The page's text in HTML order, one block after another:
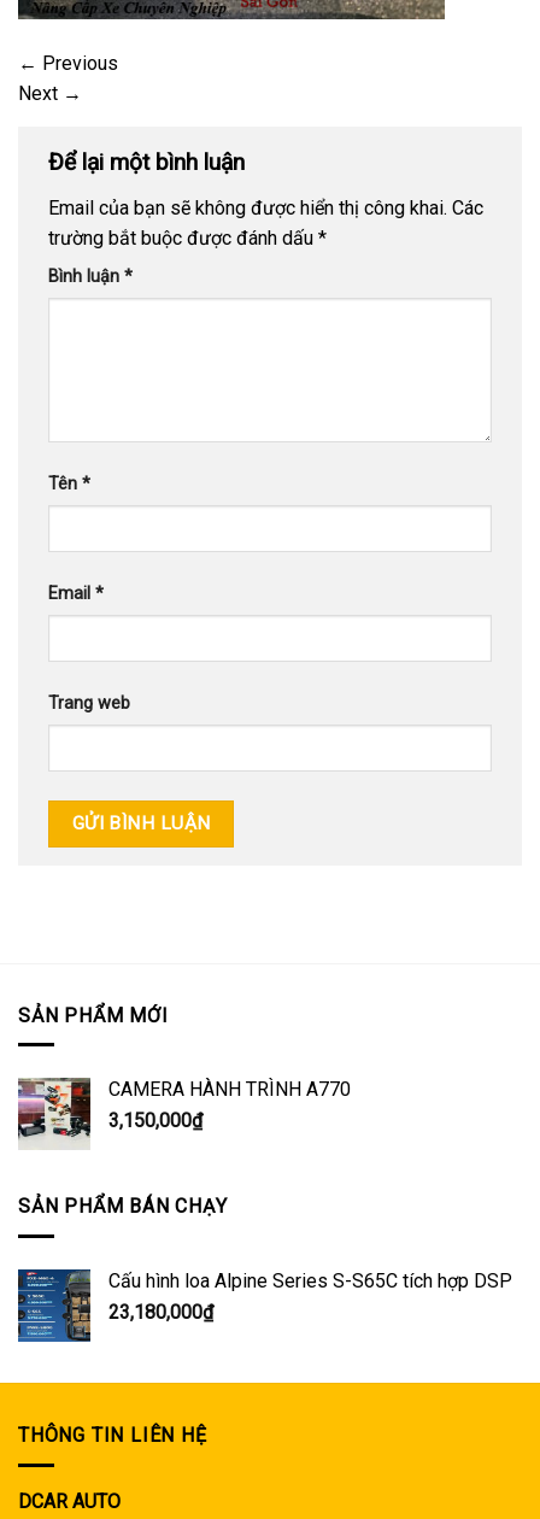
← Previous
Next →
Để lại một bình luận
Email của bạn sẽ không được hiển thị công khai. Các
trường bắt buộc được đánh dấu *
Bình luận *
Tên *
Email *
Trang web
SẢN PHẨM MỚI
CAMERA HÀNH TRÌNH A770
3,150,000₫
SẢN PHẨM BÁN CHẠY
Cấu hình loa Alpine Series S-S65C tích hợp DSP
23,180,000₫
THÔNG TIN LIÊN HỆ
DCAR AUTO